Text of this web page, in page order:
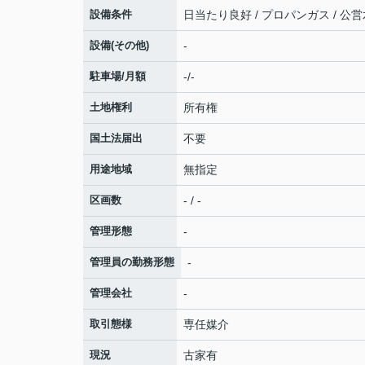
設備条件 日当たり良好 / プロパンガス / 公
設備(その他) -
駐車場/月額 -/-
土地権利 所有権
国土法届出 不要
用途地域 無指定
区画数 - / -
管理形態 -
管理員の勤務形態 -
管理会社 -
取引態様 専任媒介
現況 古家有